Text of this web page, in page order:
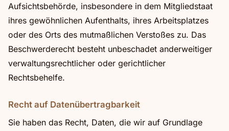
Aufsichtsbehörde, insbesondere in dem Mitgliedstaat
ihres gewöhnlichen Aufenthalts, ihres Arbeitsplatzes
oder des Orts des mutmaßlichen Verstoßes zu. Das
Beschwerderecht besteht unbeschadet anderweitiger
verwaltungsrechtlicher oder gerichtlicher
Rechtsbehelfe.
Recht auf Datenübertragbarkeit
Sie haben das Recht, Daten, die wir auf Grundlage